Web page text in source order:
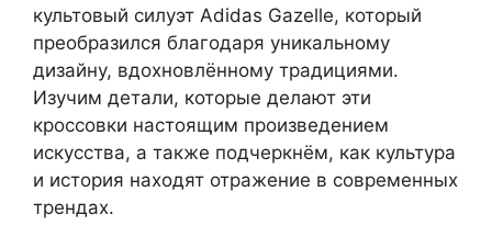
культовый силуэт Adidas Gazelle, который
преобразился благодаря уникальному
дизайну, вдохновлённому традициями.
Изучим детали, которые делают эти
кроссовки настоящим произведением
искусства, а также подчеркнём, как культура
и история находят отражение в современных
трендах.